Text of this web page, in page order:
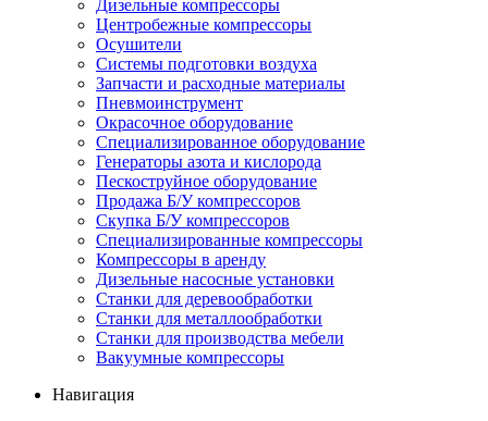
Дизельные компрессоры
Центробежные компрессоры
Осушители
Системы подготовки воздуха
Запчасти и расходные материалы
Пневмоинструмент
Окрасочное оборудование
Специализированное оборудование
Генераторы азота и кислорода
Пескоструйное оборудование
Продажа Б/У компрессоров
Скупка Б/У компрессоров
Специализированные компрессоры
Компрессоры в аренду
Дизельные насосные установки
Станки для деревообработки
Станки для металлообработки
Станки для производства мебели
Вакуумные компрессоры
Навигация